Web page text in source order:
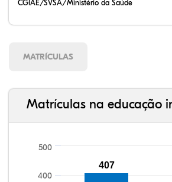
CGIAE/SVSA/Ministério da Saúde
MATRÍCULAS
Matrículas na educação
400
500
407
108,38%
109,71%
100,00%